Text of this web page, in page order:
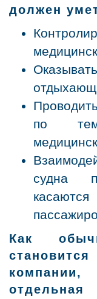
должен
по
судна
Как
компании,